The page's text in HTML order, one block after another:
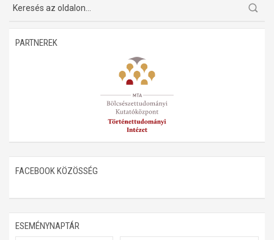
PARTNEREK
FACEBOOK KÖZÖSSÉG
ESEMÉNYNAPTÁR